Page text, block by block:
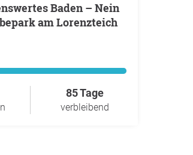
am Lorenzteich
85 Tage
verbleibend